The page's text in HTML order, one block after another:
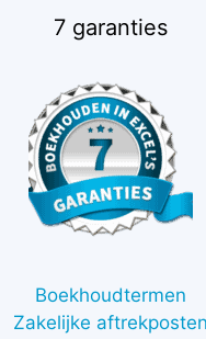
7 garanties
Boekhoudtermen
Zakelijke aftrekposten